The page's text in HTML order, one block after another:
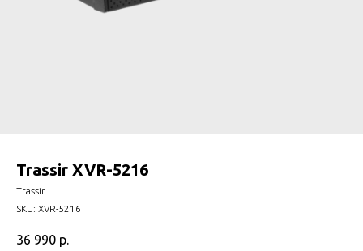
Trassir XVR-5216
Trassir
SKU: XVR-5216
36 990 р.